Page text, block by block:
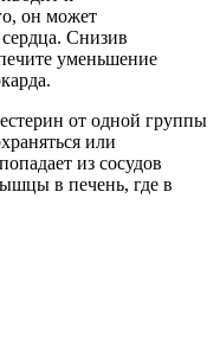
он может
Снизив
уменьшение
от одной группы
или
из сосудов
в печень, где в